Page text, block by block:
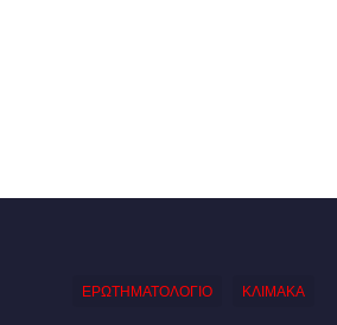
ΕΡΩΤΗΜΑΤΟΛΟΓΙΟ ΚΛΙΜΑΚΑ